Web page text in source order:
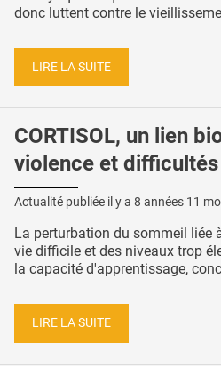
donc luttent contre le
LIRE LA SUITE
CORTISOL, un lien
violence et
Actualité publiée il y a 8 années 11
La perturbation du sommeil liée
vie difficile et des niveaux trop
la capacité d'apprentissage,
LIRE LA SUITE